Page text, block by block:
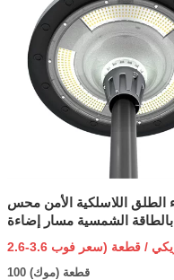
الطلق اللاسلكية الأمن محس
بالطاقة الشمسية مسار إضاءة
حديقة أضواء للخطوات
100 قطعة (موك)